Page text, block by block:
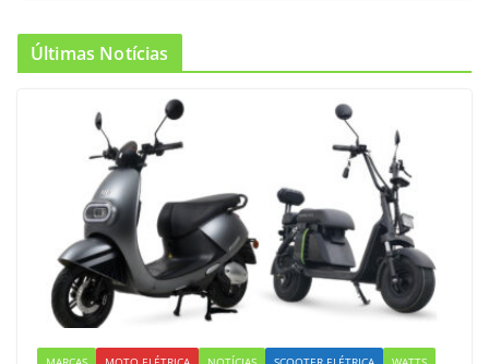
Últimas Notícias